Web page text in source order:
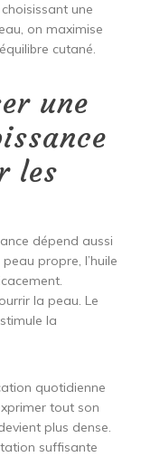
une
on maximise
cutané.
une
les
dépend aussi
propre, l’huile
la peau. Le
la
quotidienne
tout son
plus dense.
suffisante